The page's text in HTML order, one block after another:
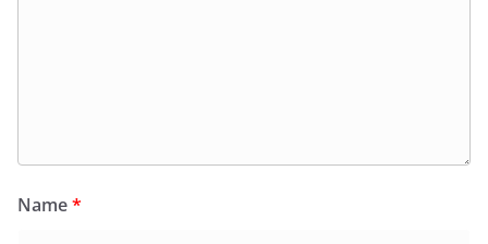
Name*